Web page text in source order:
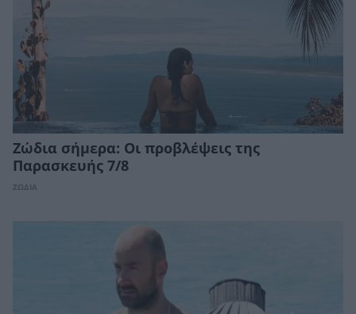
Ζώδια σήμερα: Οι προβλέψεις της
Παρασκευής 7/8
ΖΩΔΙΑ